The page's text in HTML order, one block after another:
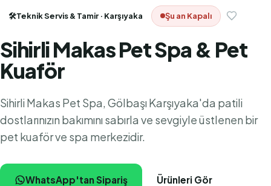
🛠️Teknik Servis & Tamir · Karşıyaka Şu an Kapalı
Sihirli Makas Pet Spa & Pet
Kuaför
Sihirli Makas Pet Spa, Gölbaşı Karşıyaka'da patili
dostlarınızın bakımını sabırla ve sevgiyle üstlenen bir
pet kuaför ve spa merkezidir.
WhatsApp'tan Sipariş Ürünleri Gör